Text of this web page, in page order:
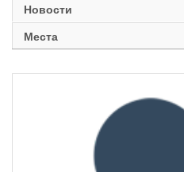
Новости
Места